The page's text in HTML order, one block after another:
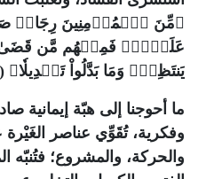
﴿مِّنَ ٱلۡمُؤۡمِنِينَ رِجَالٞ
عَلَيۡهِۖ فَمِنۡهُم مَّن قَضَىٰ
يَنتَظِرُۖ وَمَا بَدَّلُواْ تَبۡدِيلٗا﴾
ما أحوجنا إلى هبّة إيمانية
وفكرية، تُقَوِّي عناصر الغَيْرة
والحركة، والمشروع؛ فتُنبّه